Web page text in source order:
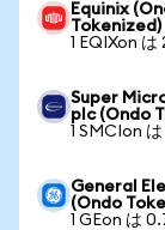
Equinix
Tokenized)
1 EQIXon は
Super
plc (Ondo
1 SMCIon
General
(Ondo
1 GEon は